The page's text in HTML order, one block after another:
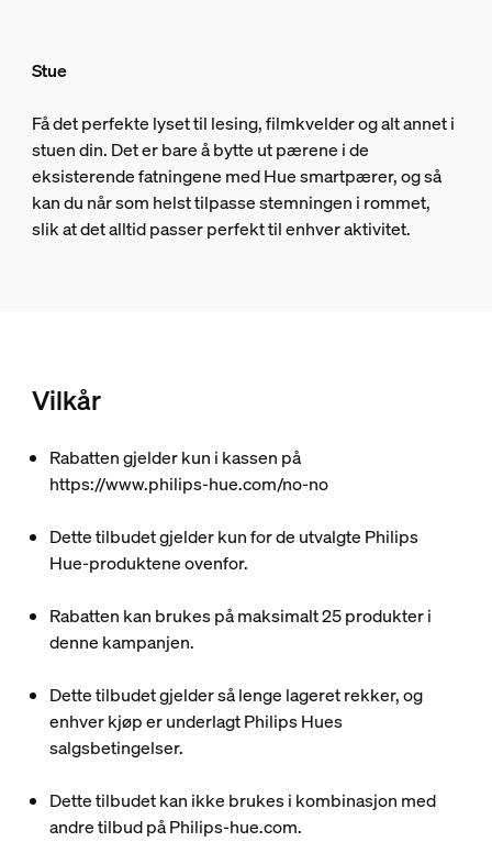
Stue
Få det perfekte lyset til lesing, filmkvelder og alt annet i
stuen din. Det er bare å bytte ut pærene i de
eksisterende fatningene med Hue smartpærer, og så
kan du når som helst tilpasse stemningen i rommet,
slik at det alltid passer perfekt til enhver aktivitet.
Vilkår
Rabatten gjelder kun i kassen på
https://www.philips-hue.com/no-no
Dette tilbudet gjelder kun for de utvalgte Philips
Hue-produktene ovenfor.
Rabatten kan brukes på maksimalt 25 produkter i
denne kampanjen.
Dette tilbudet gjelder så lenge lageret rekker, og
enhver kjøp er underlagt Philips Hues
salgsbetingelser.
Dette tilbudet kan ikke brukes i kombinasjon med
andre tilbud på Philips-hue.com.